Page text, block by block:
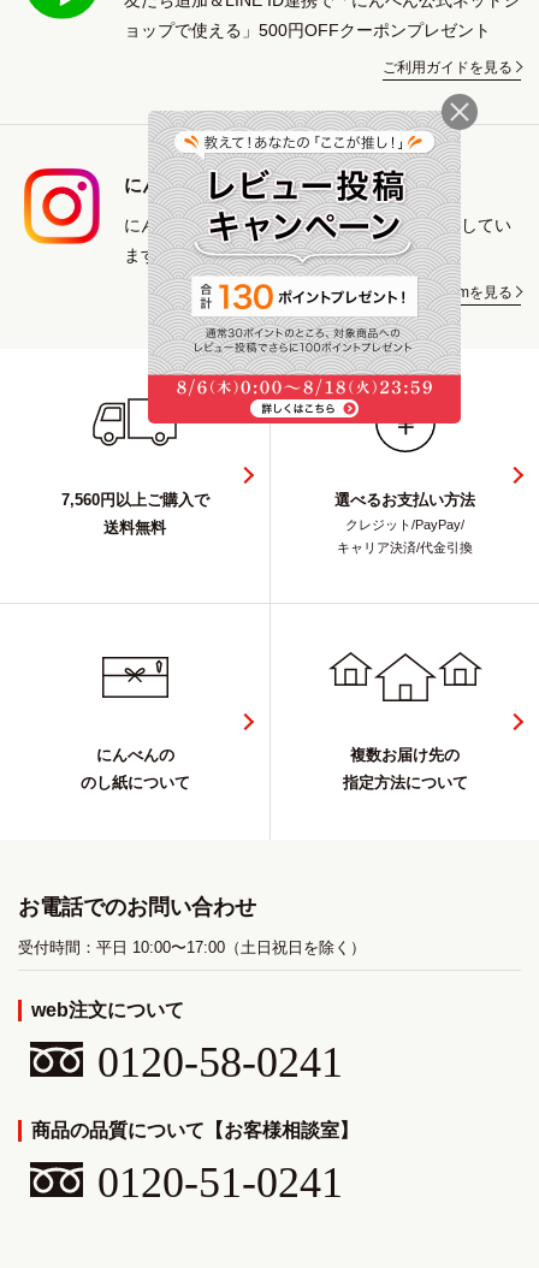
ョップで使える」500円OFFクーポンプレゼント
ご利用ガイドを見る
にんべん専門店 Instagram
にんべんの商品や鰹節を使ったレシピを紹介してい
ます。
Instagramを見る
7,560円以上ご購入で
送料無料
選べるお支払い方法
クレジット/PayPay/
キャリア決済/代金引換
にんべんの
のし紙について
複数お届け先の
指定方法について
お電話でのお問い合わせ
受付時間：平日 10:00〜17:00（土日祝日を除く）
web注文について
0120-58-0241
商品の品質について【お客様相談室】
0120-51-0241